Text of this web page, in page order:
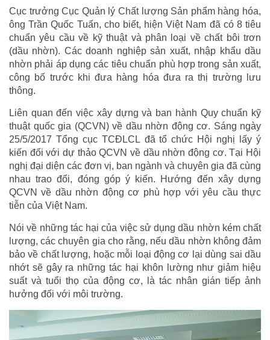
Cục trưởng Cục Quản lý Chất lượng Sản phẩm hàng hóa,
ông Trần Quốc Tuấn, cho biết, hiện Việt Nam đã có 8 tiêu
chuẩn yêu cầu về kỹ thuật và phân loại về chất bôi trơn
(dầu nhờn). Các doanh nghiệp sản xuất, nhập khẩu dầu
nhờn phải áp dụng các tiêu chuẩn phù hợp trong sản xuất,
công bố trước khi đưa hàng hóa đưa ra thị trường lưu
thông.
Liên quan đến việc xây dựng và ban hành Quy chuẩn kỹ
thuật quốc gia (QCVN) về dầu nhờn động cơ. Sáng ngày
25/5/2017 Tổng cục TCĐLCL đã tổ chức Hội nghị lấy ý
kiến đối với dự thảo QCVN về dầu nhờn động cơ. Tại Hội
nghị đại diện các đơn vị, ban ngành và chuyên gia đã cùng
nhau trao đổi, đóng góp ý kiến. Hướng đến xây dựng
QCVN về dầu nhờn động cơ phù hợp với yêu cầu thực
tiễn của Việt Nam.
Nói về những tác hại của việc sử dụng dầu nhờn kém chất
lượng, các chuyên gia cho rằng, nếu dầu nhờn không đảm
bảo về chất lượng, hoặc mỗi loại động cơ lại dùng sai dầu
nhớt sẽ gây ra những tác hại khôn lường như giảm hiệu
suất và tuổi thọ của động cơ, là tác nhân gián tiếp ảnh
hưởng đối với môi trường.